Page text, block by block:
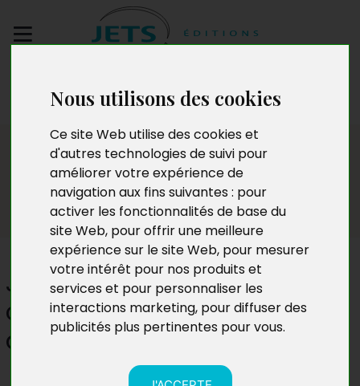
Nous utilisons des cookies
Ce site Web utilise des cookies et
d'autres technologies de suivi pour
améliorer votre expérience de
navigation aux fins suivantes : pour
activer les fonctionnalités de base du
site Web, pour offrir une meilleure
expérience sur le site Web, pour mesurer
votre intérêt pour nos produits et
services et pour personnaliser les
interactions marketing, pour diffuser des
publicités plus pertinentes pour vous.
manuscrit
Presse
Jeunesse ouest-africaine et
cyberarnaque : un
dévoiement incoercible ?